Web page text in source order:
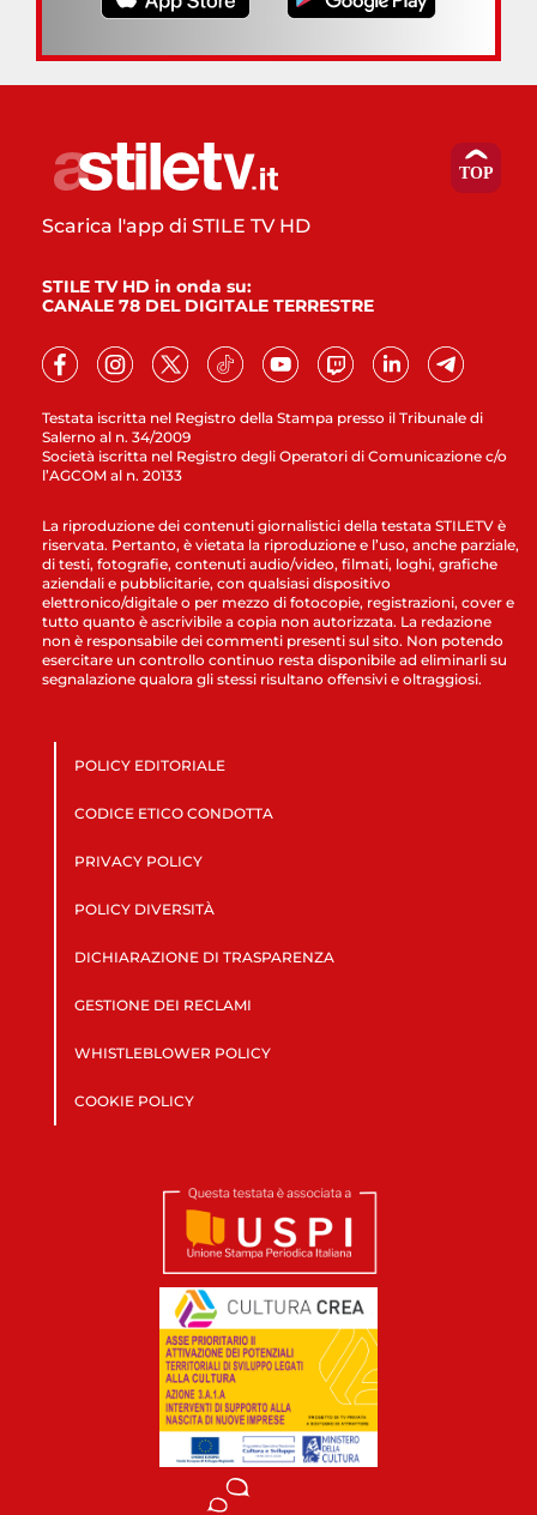
Testata iscritta nel Registro della Stampa presso il Tribunale di
Salerno al n. 34/2009
Società iscritta nel Registro degli Operatori di Comunicazione c/o
l’AGCOM al n. 20133
Scarica l'app di STILE TV HD
STILE TV HD in onda su:
CANALE 78 DEL DIGITALE TERRESTRE
La riproduzione dei contenuti giornalistici della testata STILETV è
riservata. Pertanto, è vietata la riproduzione e l’uso, anche parziale,
di testi, fotografie, contenuti audio/video, filmati, loghi, grafiche
aziendali e pubblicitarie, con qualsiasi dispositivo
elettronico/digitale o per mezzo di fotocopie, registrazioni, cover e
tutto quanto è ascrivibile a copia non autorizzata. La redazione
non è responsabile dei commenti presenti sul sito. Non potendo
esercitare un controllo continuo resta disponibile ad eliminarli su
segnalazione qualora gli stessi risultano offensivi e oltraggiosi.
POLICY EDITORIALE
CODICE ETICO CONDOTTA
PRIVACY POLICY
POLICY DIVERSITÀ
DICHIARAZIONE DI TRASPARENZA
GESTIONE DEI RECLAMI
WHISTLEBLOWER POLICY
COOKIE POLICY